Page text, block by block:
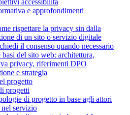
accessibilità
e approfondimenti
rispettare la privacy sin dalla
di un sito o servizio digitale
il consenso quando necessario
basi del sito web: architettura,
privacy, riferimenti DPO
e strategia
progetto
progetti
di progetto in base agli attori
servizio